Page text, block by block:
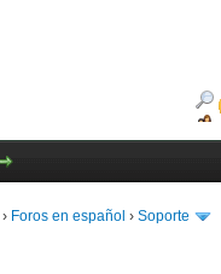
› Foros en español › Soporte